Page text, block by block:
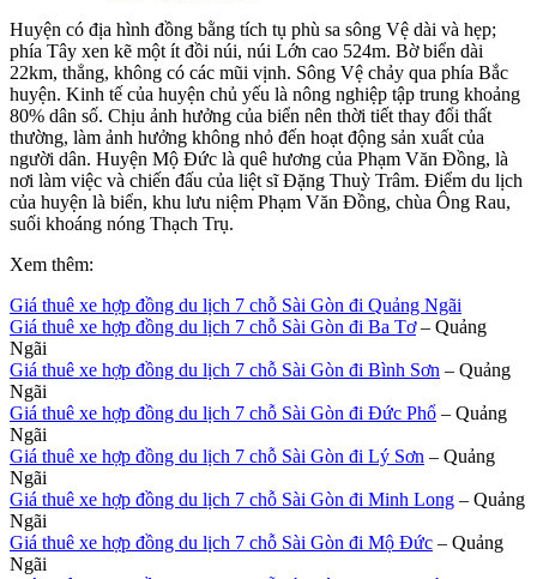
Huyện có địa hình đồng bằng tích tụ phù sa sông Vệ dài và hẹp;
phía Tây xen kẽ một ít đồi núi, núi Lớn cao 524m. Bờ biển dài
22km, thẳng, không có các mũi vịnh. Sông Vệ chảy qua phía Bắc
huyện. Kinh tế của huyện chủ yếu là nông nghiệp tập trung khoảng
80% dân số. Chịu ảnh hưởng của biển nên thời tiết thay đổi thất
thường, làm ảnh hưởng không nhỏ đến hoạt động sản xuất của
người dân. Huyện Mộ Đức là quê hương của Phạm Văn Đồng, là
nơi làm việc và chiến đấu của liệt sĩ Đặng Thuỳ Trâm. Điểm du lịch
của huyện là biển, khu lưu niệm Phạm Văn Đồng, chùa Ông Rau,
suối khoáng nóng Thạch Trụ.
Xem thêm:
Giá thuê xe hợp đồng du lịch 7 chỗ Sài Gòn đi Quảng Ngãi
Giá thuê xe hợp đồng du lịch 7 chỗ Sài Gòn đi Ba Tơ– Quảng
Ngãi
Giá thuê xe hợp đồng du lịch 7 chỗ Sài Gòn đi Bình Sơn – Quảng
Ngãi
Giá thuê xe hợp đồng du lịch 7 chỗ Sài Gòn đi Đức Phổ – Quảng
Ngãi
Giá thuê xe hợp đồng du lịch 7 chỗ Sài Gòn đi Lý Sơn – Quảng
Ngãi
Giá thuê xe hợp đồng du lịch 7 chỗ Sài Gòn đi Minh Long – Quảng
Ngãi
Giá thuê xe hợp đồng du lịch 7 chỗ Sài Gòn đi Mộ Đức – Quảng
Ngãi